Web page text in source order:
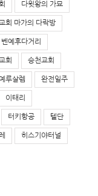
다윗왕의 가묘
회 마가의 다락방
벤예후다거리
회 승천교회
루살렘 완전일주
이태리
터키항공 텔단
히스기야터널